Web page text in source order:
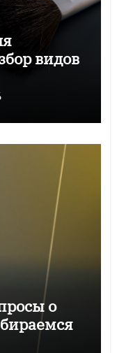
видов
о